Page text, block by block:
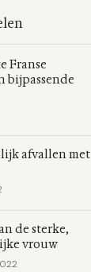
Franse
bijpassende
afvallen met
de sterke,
vrouw